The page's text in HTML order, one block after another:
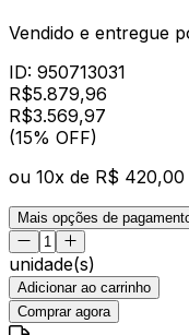
Vendido e entregue
ID: 950713031
R$5.879,96
R$3.569,97
(15% OFF)
ou 10x de R$ 420,00
Mais opções de
unidade(s)
Adicionar ao carrinho
Comprar agora